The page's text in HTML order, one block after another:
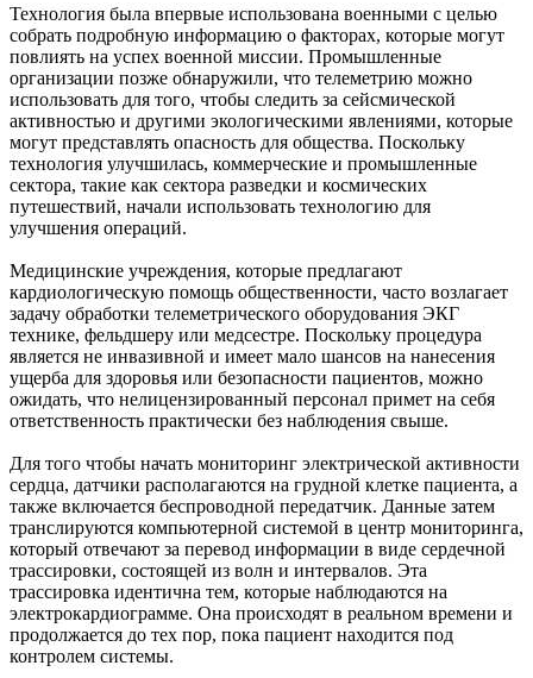
Технология была впервые использована военными с целью
собрать подробную информацию о факторах, которые могут
повлиять на успех военной миссии. Промышленные
организации позже обнаружили, что телеметрию можно
использовать для того, чтобы следить за сейсмической
активностью и другими экологическими явлениями, которые
могут представлять опасность для общества. Поскольку
технология улучшилась, коммерческие и промышленные
сектора, такие как сектора разведки и космических
путешествий, начали использовать технологию для
улучшения операций.
Медицинские учреждения, которые предлагают
кардиологическую помощь общественности, часто возлагает
задачу обработки телеметрического оборудования ЭКГ
технике, фельдшеру или медсестре. Поскольку процедура
является не инвазивной и имеет мало шансов на нанесения
ущерба для здоровья или безопасности пациентов, можно
ожидать, что нелицензированный персонал примет на себя
ответственность практически без наблюдения свыше.
Для того чтобы начать мониторинг электрической активности
сердца, датчики располагаются на грудной клетке пациента, а
также включается беспроводной передатчик. Данные затем
транслируются компьютерной системой в центр мониторинга,
который отвечают за перевод информации в виде сердечной
трассировки, состоящей из волн и интервалов. Эта
трассировка идентична тем, которые наблюдаются на
электрокардиограмме. Она происходят в реальном времени и
продолжается до тех пор, пока пациент находится под
контролем системы.